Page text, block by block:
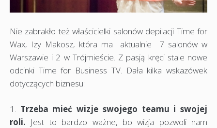
Nie zabrakło też właścicielki salonów depilacji Time for
Wax, Izy Makosz, która ma aktualnie 7 salonów w
Warszawie i 2 w Trójmieście. Z pasją kręci stale nowe
odcinki Time for Business TV. Dała kilka wskazówek
dotyczących biznesu:
1. Trzeba mieć wizje swojego teamu i swojej
roli. Jest to bardzo ważne, bo wizja pozwoli nam